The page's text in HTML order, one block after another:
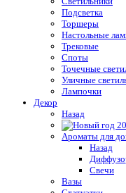
Подсветка
Торшеры
Настольные
Трековые
Споты
Точечные
Уличные
Лампочки
Декор
Назад
Ароматы для
Назад
Свечи
Вазы